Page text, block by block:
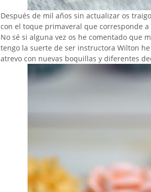
Después de mil años sin actualizar os
con el toque primaveral que corresponde a
No sé si alguna vez os he comentado que
tengo la suerte de ser instructora Wilton
atrevo con nuevas boquillas y diferentes